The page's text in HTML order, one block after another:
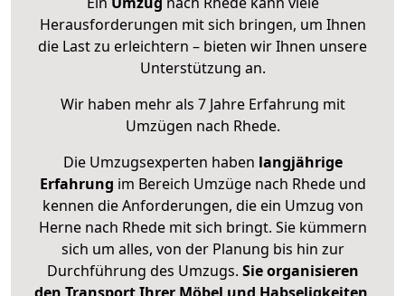
Herausforderungen mit sich bringen, um Ihnen
die Last zu erleichtern – bieten wir Ihnen unsere
Unterstützung an.
Wir haben mehr als 7 Jahre Erfahrung mit
Umzügen nach Rhede.
Die Umzugsexperten haben langjährige
Erfahrung im Bereich Umzüge nach Rhede und
kennen die Anforderungen, die ein Umzug von
Herne nach Rhede mit sich bringt. Sie kümmern
sich um alles, von der Planung bis hin zur
Durchführung des Umzugs. Sie organisieren